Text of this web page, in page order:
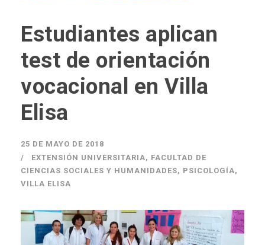
Estudiantes aplican
test de orientación
vocacional en Villa
Elisa
25 DE MAYO DE 2018
EXTENSIÓN UNIVERSITARIA, FACULTAD DE
CIENCIAS SOCIALES Y HUMANIDADES, PSICOLOGÍA,
VILLA ELISA